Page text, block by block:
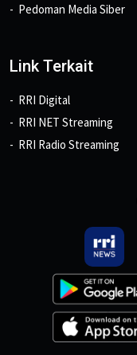
Pedoman Media Siber
Link Terkait
RRI Digital
RRI NET Streaming
RRI Radio Streaming